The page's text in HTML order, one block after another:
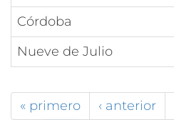
Córdoba
Nueve de Julio
« primero ‹ anterior